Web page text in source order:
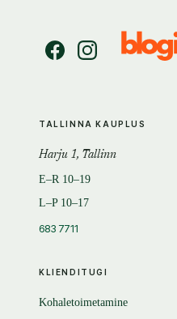
KLIENDITUGI
Kohaletoimetamine
TALLINNA KAUPLUS
Harju 1, Tallinn
E–R 10–19
L–P 10–17
683 7711